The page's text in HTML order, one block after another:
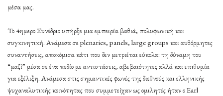
μέσα μας.
Το 4ημερο Συνέδριο υπήρξε μια εμπειρία βαθιά, πολυφωνική και
συγκινητική. Ανάμεσα σε plenaries, panels, large groups και αυθόρμητες
συναντήσεις, αποκόμισα κάτι που δεν μετριέται εύκολα: τη δύναμη του
“μαζί” μέσα σε ένα πεδίο με αντιστάσεις, αβεβαιότητες αλλά και επιθυμία
για εξέλιξη. Ανάμεσα στις σημαντικές φωνές της διεθνούς και ελληνικής
ψυχαναλυτικής κοινότητας που συμμετείχαν ως ομιλητές ήταν ο Earl